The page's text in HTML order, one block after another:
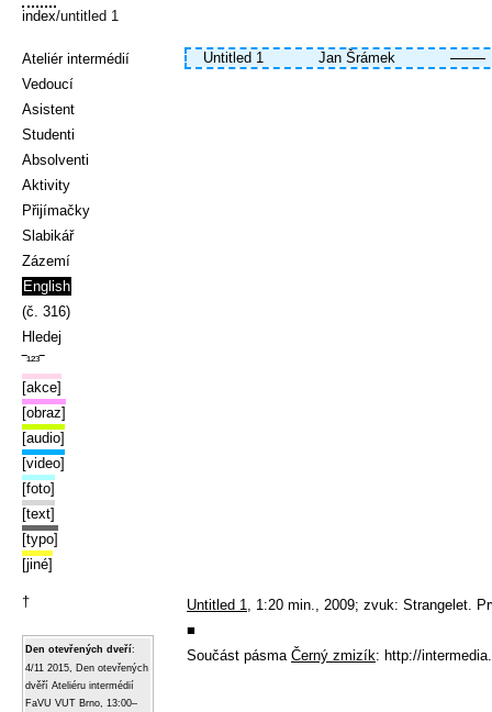
index/untitled 1
Ateliér intermédií
Vedoucí
Asistent
Studenti
Absolventi
Aktivity
Přijímačky
Slabikář
Zázemí
English
(č. 316)
Hledej
‾¹²³‾
[akce]
[obraz]
[audio]
[video]
[foto]
[text]
[typo]
[jiné]
†
Den otevřených dveří:
4/11 2015, Den otevřených
dvěří Ateliéru intermédií
FaVU VUT Brno, 13:00–
Untitled 1 Jan Šrámek
Untitled 1, 1:20 min., 2009; zvuk: Strangelet.
■
Součást pásma Černý zmizík: http://